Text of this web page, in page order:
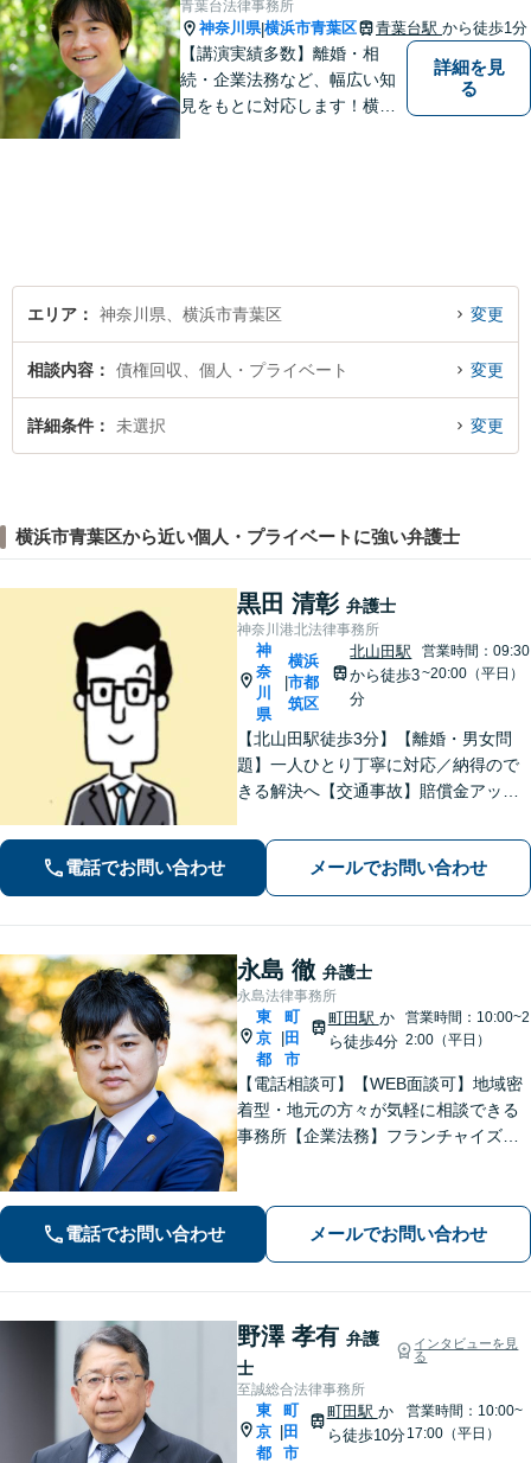
青葉台法律事務所
神奈川県|横浜市青葉区 青葉台駅 から徒歩1分
【講演実績多数】離婚・相
続・企業法務など、幅広い知
見をもとに対応します！横
在籍】
詳細を見
る
エリア 神奈川県、横浜市青葉区 変更
相談内容 債権回収、個人・プライベート 変更
詳細条件 未選択 変更
横浜市青葉区から近い個人・プライベートに強い弁護士
黒田 清彰 弁護士
神奈川港北法律事務所
神
奈
川
県
|
横浜
市都
筑区
北山田駅
から徒歩3
分
営業時間：09:30
~20:00（平日）
【北山田駅徒歩3分】【離婚・男女問
題】一人ひとり丁寧に対応／納得ので
きる解決へ【交通事故】賠償金アップ
手続きはお任せ【借金・債務整理】手
続きはもちろん、再発防止策や今後の
生活のフォローも行います。
電話でお問い合わせ メールでお問い合わせ
永島 徹 弁護士
永島法律事務所
東
京
都
町
田
市
町田駅 か
ら徒歩4分
営業時間：10:00~2
2:00（平日）
【電話相談可】【WEB面談可】地域密
着型・地元の方々が気軽に相談できる
事務所【企業法務】フランチャイズ・
室】【町田駅4分】
電話でお問い合わせ メールでお問い合わせ
野澤 孝有 弁護
士
インタビューを見
る
至誠総合法律事務所
東
京
都
町
田
市
町田駅 か
ら徒歩10分
営業時間：10:00~
17:00（平日）